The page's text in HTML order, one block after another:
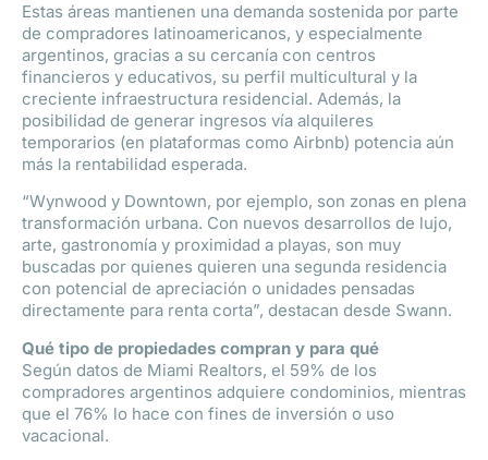
Estas áreas mantienen una demanda sostenida por parte
de compradores latinoamericanos, y especialmente
argentinos, gracias a su cercanía con centros
financieros y educativos, su perfil multicultural y la
creciente infraestructura residencial. Además, la
posibilidad de generar ingresos vía alquileres
temporarios (en plataformas como Airbnb) potencia aún
más la rentabilidad esperada.
“Wynwood y Downtown, por ejemplo, son zonas en plena
transformación urbana. Con nuevos desarrollos de lujo,
arte, gastronomía y proximidad a playas, son muy
buscadas por quienes quieren una segunda residencia
con potencial de apreciación o unidades pensadas
directamente para renta corta”, destacan desde Swann.
Qué tipo de propiedades compran y para qué
Según datos de Miami Realtors, el 59% de los
compradores argentinos adquiere condominios, mientras
que el 76% lo hace con fines de inversión o uso
vacacional.